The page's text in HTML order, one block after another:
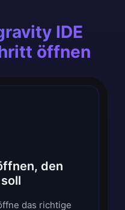
IDE
öffnen
den
das richtige